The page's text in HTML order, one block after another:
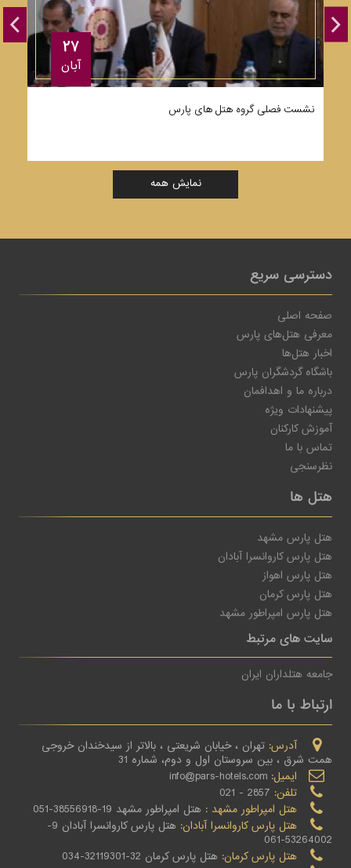
۲۷
آبان
نشست فصلی گروه هتل های پارس
نمایش همه
دسترسی سریع
صفحه اصلی
معرفی هتل‌های پارس
اخبار هتل‌ها
باشگاه گردشگران پارس
درباره ما و اهدافمان
پیشنهادات ویژه
آموزش کارکنان
تماس با ما
نظرسنجی
هتل ها
هتل پارس مشهد
هتل پارس کاروانسرا آبادان
هتل پارس اهواز
هتل پارس کرمان
هتل پارس امپراطور مشهد
سایت های مرتبط
جامعه هتلداران ایران
ارتباط با ما
آدرس: تهران ، خیابان شریعتی ، بالاتر از سیدخندان خروجی
همت شرق ، بین سروستان اول و دوم، شماره 31
ایمیل:
تلفن:
هتل امپراطور مشهد : هتل امپراطور مشهد 19-38556918-051
هتل پارس کاروانسرا آبادان:
هتل پارس کاروانسرا آبادان 9-
53264002-061
هتل پارس کرمان: هتل پارس کرمان 32-32119301-034